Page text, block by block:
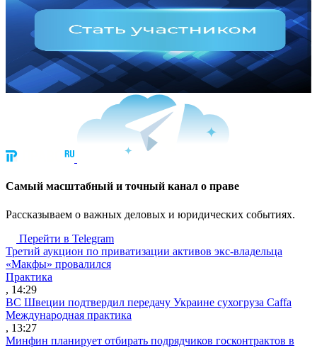
Cамый масштабный и точный канал о праве
Рассказываем о важных деловых и юридических событиях.
Перейти в Telegram
Третий аукцион по приватизации активов экс-владельца
«Макфы» провалился
Практика
, 14:29
ВС Швеции подтвердил передачу Украине сухогруза Caffa
Международная практика
, 13:27
Минфин планирует отбирать подрядчиков госконтрактов в